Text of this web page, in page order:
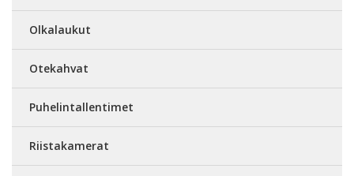
Olkalaukut
Otekahvat
Puhelintallentimet
Riistakamerat